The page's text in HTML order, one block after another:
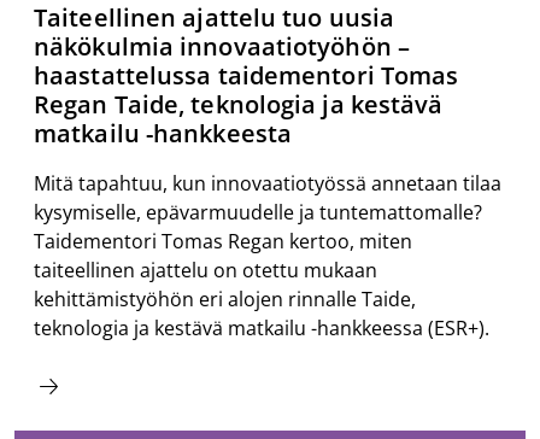
Taiteellinen ajattelu tuo uusia
näkökulmia innovaatiotyöhön –
haastattelussa taidementori Tomas
Regan Taide, teknologia ja kestävä
matkailu -hankkeesta
Mitä tapahtuu, kun innovaatiotyössä annetaan tilaa
kysymiselle, epävarmuudelle ja tuntemattomalle?
Taidementori Tomas Regan kertoo, miten
taiteellinen ajattelu on otettu mukaan
kehittämistyöhön eri alojen rinnalle Taide,
teknologia ja kestävä matkailu -hankkeessa (ESR+).